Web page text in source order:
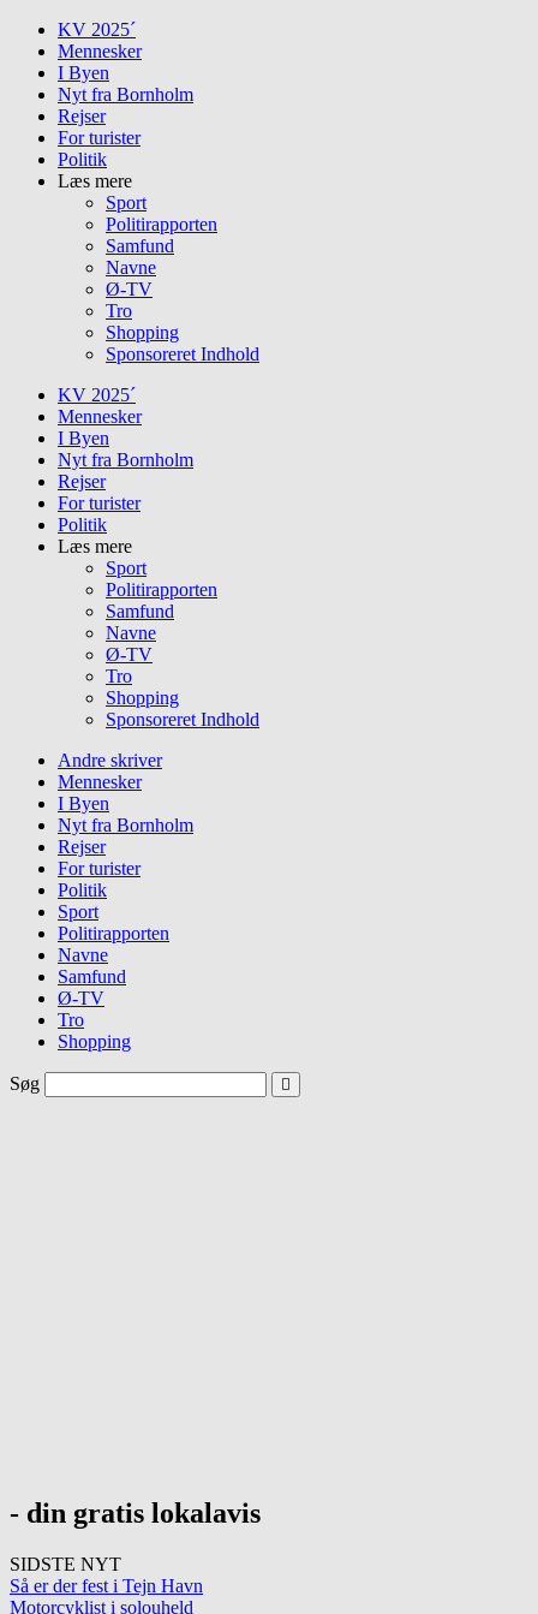
Skip
content
KV 2025´
Mennesker
I Byen
Nyt fra Bornholm
Rejser
For turister
Politik
Læs mere
Sport
Politirapporten
Samfund
Navne
Ø-TV
Tro
Shopping
Sponsoreret Indhold
KV 2025´
Mennesker
I Byen
Nyt fra Bornholm
Rejser
For turister
Politik
Læs mere
Sport
Politirapporten
Samfund
Navne
Ø-TV
Tro
Shopping
Sponsoreret Indhold
Andre skriver
Mennesker
I Byen
Nyt fra Bornholm
Rejser
For turister
Politik
Sport
Politirapporten
Navne
Samfund
Ø-TV
Tro
Shopping
Søg
- din gratis lokalavis
SIDSTE NYT
Så er der fest i Tejn Havn
Motorcyklist i solouheld